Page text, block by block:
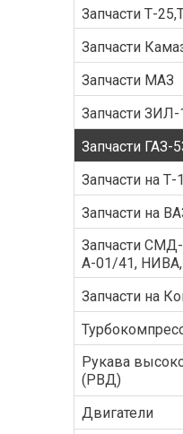
Запчасти Т-
Запчасти
Запчасти МАЗ
Запчасти ЗИЛ-
Запчасти ГАЗ-
Запчасти на Т-
Запчасти на
Запчасти
А-01/41, НИВА,
Запчасти на
Рукава
(РВД)
Двигатели